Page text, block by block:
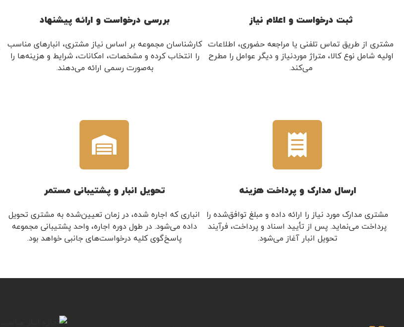
ثبت درخواست و اعلام نیاز
مشتری از طریق تماس تلفنی یا مراجعه حضوری، اطلاعات
اولیه شامل نوع کالا، متراژ موردنیاز و دیگر عوامل را مطرح
می‌کند.
بررسی درخواست و ارائه پیشنهاد
کارشناسان مجموعه بر اساس نیاز مشتری، انبارهای مناسب
را انتخاب کرده و مشخصات، امکانات، شرایط و هزینه‌ها را
به‌صورت رسمی ارائه می‌دهند.
ارسال مدارک و پرداخت هزینه
مشتری مدارک مورد نیاز را ارائه داده و مبلغ توافق‌شده را
پرداخت می‌نماید. پس از تأیید اسناد و پرداخت، فرآیند
تحویل انبار آغاز می‌شود.
تحویل انبار و پشتیبانی مستمر
انباری که اجاره شده، در زمان تعیین‌شده به مشتری تحویل
داده می‌شود. در طول دوره اجاره، واحد پشتیبانی مجموعه
پاسخ‌گوی کلیه درخواست‌های جانبی خواهد بود.